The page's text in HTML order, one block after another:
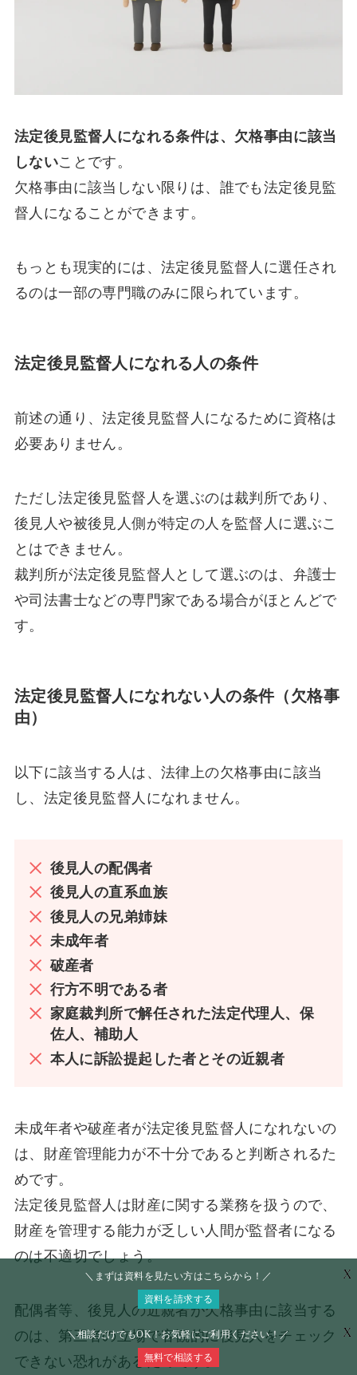
法定後見監督人になれる条件は、欠格事由に該当
しないことです。
欠格事由に該当しない限りは、誰でも法定後見監
督人になることができます。
もっとも現実的には、法定後見監督人に選任され
るのは一部の専門職のみに限られています。
法定後見監督人になれる人の条件
前述の通り、法定後見監督人になるために資格は
必要ありません。
ただし法定後見監督人を選ぶのは裁判所であり、
後見人や被後見人側が特定の人を監督人に選ぶこ
とはできません。
裁判所が法定後見監督人として選ぶのは、弁護士
や司法書士などの専門家である場合がほとんどで
す。
法定後見監督人になれない人の条件（欠格事
由）
以下に該当する人は、法律上の欠格事由に該当
し、法定後見監督人になれません。
後見人の配偶者
後見人の直系血族
後見人の兄弟姉妹
未成年者
破産者
行方不明である者
家庭裁判所で解任された法定代理人、保
佐人、補助人
本人に訴訟提起した者とその近親者
未成年者や破産者が法定後見監督人になれないの
は、財産管理能力が不十分であると判断されるた
めです。
法定後見監督人は財産に関する業務を扱うので、
財産を管理する能力が乏しい人間が監督者になる
のは不適切でしょう。
配偶者等、後見人の近親者が欠格事由に該当する
のは、第三者の立場で客観的に後見人をチェック
できない恐れがあるためです。
＼相談だけでもOK！お気軽にご利用ください！／
無料で相談する
X
＼まずは資料を見たい方はこちらから！／
資料を請求する
X